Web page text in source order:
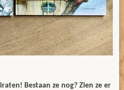
Bestaan ze nog? Zien ze er